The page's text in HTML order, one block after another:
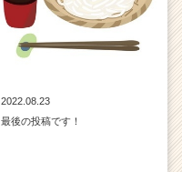
2022.08.23
最後の投稿です！